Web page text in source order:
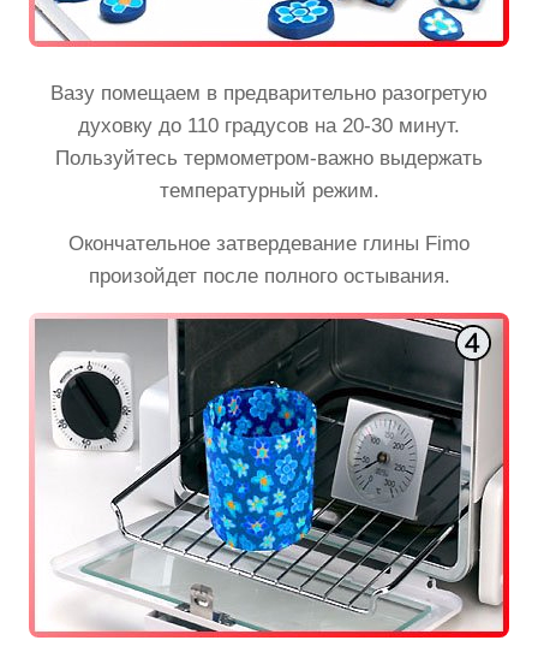
Вазу помещаем в предварительно разогретую
духовку до 110 градусов на 20-30 минут.
Пользуйтесь термометром-важно выдержать
температурный режим.
Окончательное затвердевание глины Fimo
произойдет после полного остывания.